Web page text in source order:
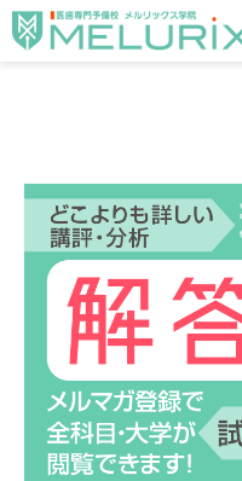
入学案内
合格実績・合格体験記
医学部解答速報2026